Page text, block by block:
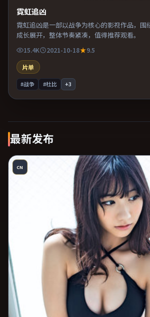
霓虹追凶
霓虹追凶是一部以战争为核心的影视作品，围
成长展开，整体节奏紧凑，值得推荐观看。
15.4K 2021-10-18
9.5
片单
#战争 #杜比 +3
最新发布
CN